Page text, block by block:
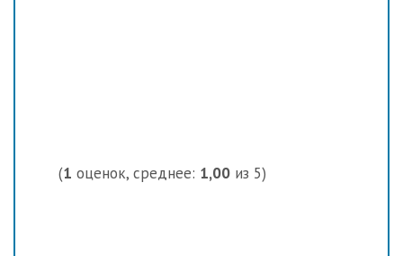
(1 оценок, среднее: 1,00 из 5)